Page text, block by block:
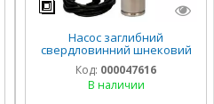
Насос заглибний
свердловинний шнековий
Vitals aqua 4DS 2053-0.85r
Код: 000047616
В наличии